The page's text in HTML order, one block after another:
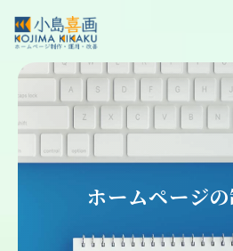
ホームページ